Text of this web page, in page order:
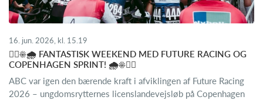
16. jun. 2026, kl. 15.19
🚴‍♂️☀️🌧️ FANTASTISK WEEKEND MED FUTURE RACING OG
COPENHAGEN SPRINT! 🌧️☀️🚴‍♀️
ABC var igen den bærende kraft i afviklingen af Future Racing
2026 – ungdomsrytternes licenslandevejsløb på Copenhagen